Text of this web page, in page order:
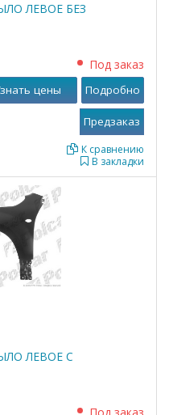
ЛЕВОЕ БЕЗ
Под заказ
В закладки
К сравнению
цены Подробно
ЛЕВОЕ С